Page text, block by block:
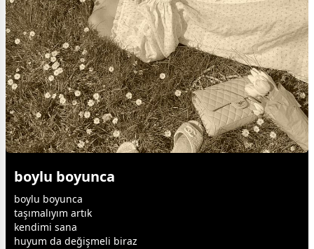
boylu boyunca
boylu boyunca
taşımalıyım artık
kendimi sana
huyum da değişmeli biraz